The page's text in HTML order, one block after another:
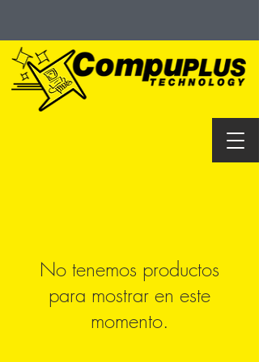
No tenemos productos
para mostrar en este
momento.